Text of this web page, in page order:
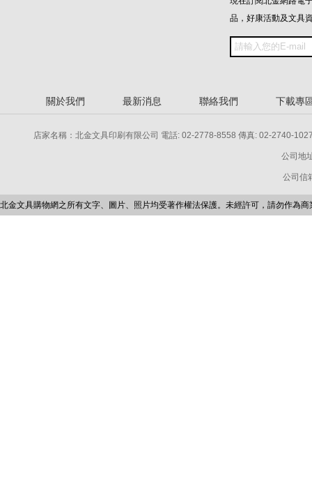
品，好康活動及文具
關於我們 最新消息 聯絡我們 下載專
店家名稱：北金文具印刷有限公司 電話: 02-2778-8558 傳真: 02-2740-
公司地
公司信
北金文具購物網之所有文字、圖片、照片均受著作權法保護。未經許可，請勿作為商